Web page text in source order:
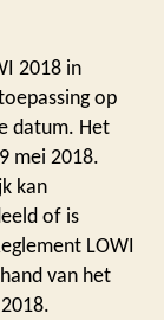
2018 in
op
datum. Het
mei 2018.
kan
of is
LOWI
van het